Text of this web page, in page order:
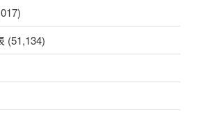
(51,134)